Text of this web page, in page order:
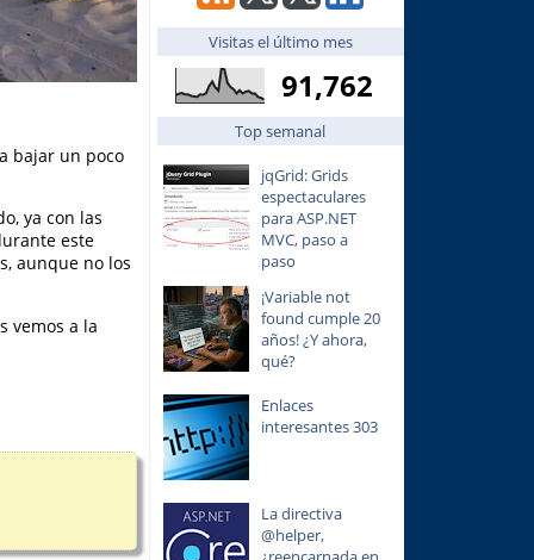
bajar un poco
ya con las
este
aunque no los
vemos a la
Visitas el último mes
91,762
Top semanal
jqGrid: Grids
espectaculares
para ASP.NET
MVC, paso a
paso
¡Variable not
found cumple 20
años! ¿Y ahora,
qué?
Enlaces
interesantes 303
La directiva
@helper,